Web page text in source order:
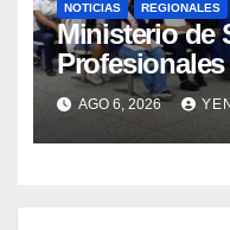
NOTICIAS REGIONALES
Ministerio de
Tuberculosis
AGO 6, 2026